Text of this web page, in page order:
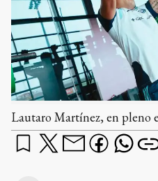
Lautaro Martínez, en pleno